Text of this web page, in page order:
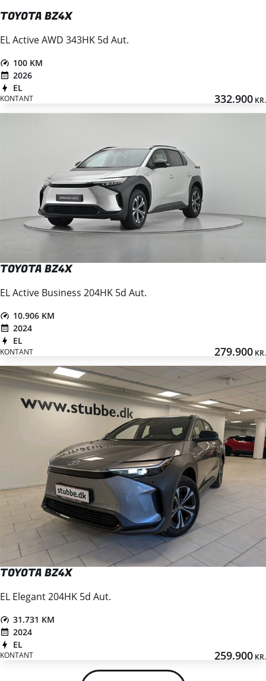
TOYOTA BZ4X
EL Active AWD 343HK 5d Aut.
100 KM
2026
EL
KONTANT 332.900 KR.
TOYOTA BZ4X
EL Active Business 204HK 5d Aut.
10.906 KM
2024
EL
KONTANT 279.900 KR.
TOYOTA BZ4X
EL Elegant 204HK 5d Aut.
31.731 KM
2024
EL
KONTANT 259.900 KR.